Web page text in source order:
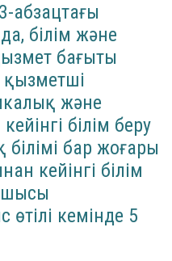
білім және
бағыты
және
білім беру
бар жоғары
кейінгі білім
кемінде 5